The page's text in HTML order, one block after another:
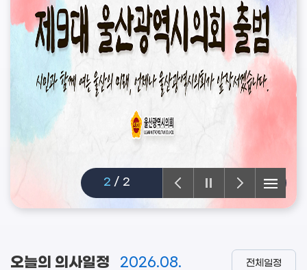
2 / 2
오늘의 의사일정 2026.08. 전체일정